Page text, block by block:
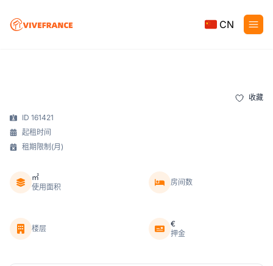
CN
收藏
ID 161421
起租时间
租期限制(月)
㎡
使用面积
房间数
楼层
€
押金